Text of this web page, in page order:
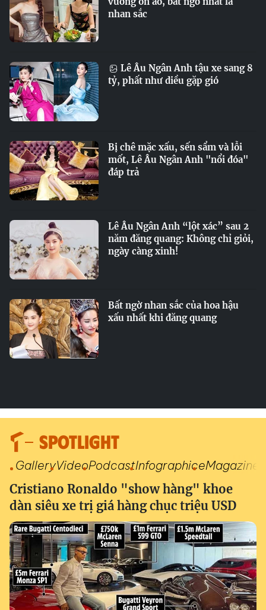
nhan sắc
Lê Âu Ngân Anh tậu xe sang 8
tỷ, phất như diều gặp gió
Bị chê mặc xấu, sến sẩm và lỗi
mốt, Lê Âu Ngân Anh "nổi đóa"
đáp trả
Lê Âu Ngân Anh “lột xác” sau 2
năm đăng quang: Không chỉ giỏi,
ngày càng xinh!
Bất ngờ nhan sắc của hoa hậu
xấu nhất khi đăng quang
SPOTLIGHT
GalleryVideoPodcastInfographiceMagazine
Cristiano Ronaldo "show hàng" khoe
dàn siêu xe trị giá hàng chục triệu USD